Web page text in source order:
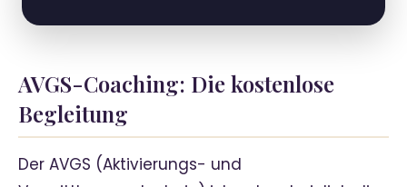
AVGS-Coaching: Die kostenlose
Begleitung
Der AVGS (Aktivierungs- und